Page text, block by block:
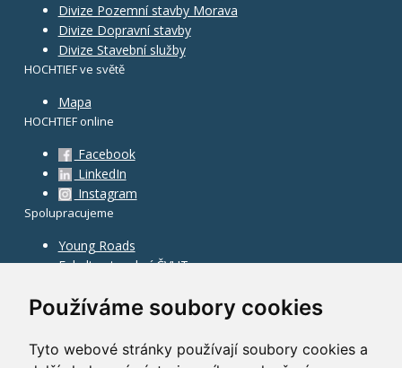
Používáme soubory cookies
Tyto webové stránky používají soubory cookies a
Divize Pozemní stavby Morava
Divize Dopravní stavby
Divize Stavební služby
HOCHTIEF ve světě
Mapa
HOCHTIEF online
Facebook
LinkedIn
Instagram
Spolupracujeme
Young Roads
Fakulta stavební ČVUT